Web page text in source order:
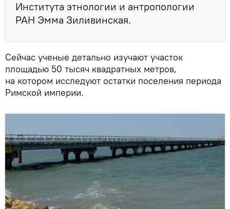
Института этнологии и антропологии
РАН Эмма Зиливинская.
Сейчас ученые детально изучают участок
площадью 50 тысяч квадратных метров,
на котором исследуют остатки поселения периода
Римской империи.